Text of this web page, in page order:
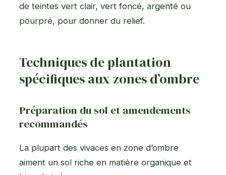
de teintes vert clair, vert foncé, argenté ou
pourpré, pour donner du relief.
Techniques de plantation
spécifiques aux zones d’ombre
Préparation du sol et amendements
recommandés
La plupart des vivaces en zone d’ombre
aiment un sol riche en matière organique et